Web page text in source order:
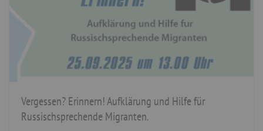
Vergessen? Erinnern! Aufklärung und Hilfe für
Russischsprechende Migranten.